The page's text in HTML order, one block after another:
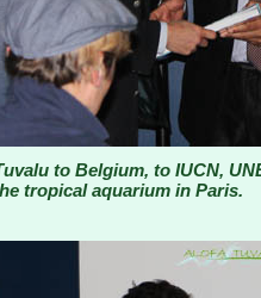
to Belgium, to IUCN,
tropical aquarium in Paris.